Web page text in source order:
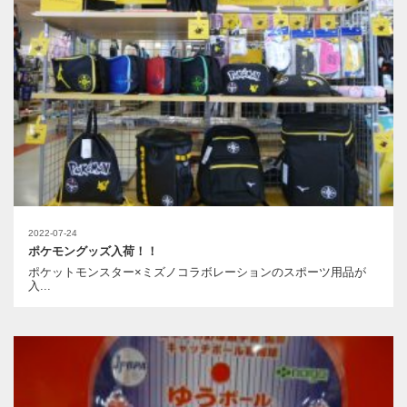
2022-07-24
ポケモングッズ入荷！！
ポケットモンスター×ミズノコラボレーションのスポーツ用品が
入...